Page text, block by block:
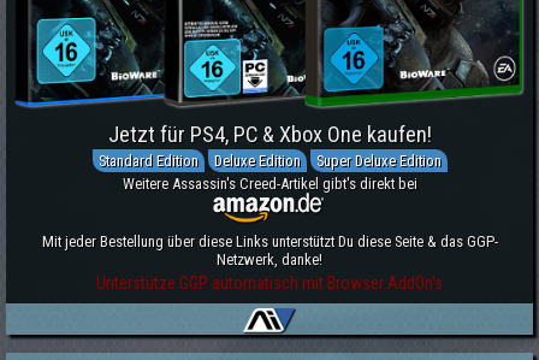
Jetzt für PS4, PC & Xbox One kaufen!
Standard Edition Deluxe Edition
Super Deluxe Edition
Weitere Assassin's Creed-Artikel gibt's direkt bei
Mit jeder Bestellung über diese Links unterstützt Du diese Seite & das GGP-
Netzwerk, danke!
Unterstütze GGP automatisch mit Browser AddOn's